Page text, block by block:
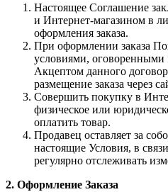
Настоящее Соглашение
и Интернет-магазином в
оформления заказа.
При оформлении заказа
условиями,
Акцептом данного
размещение заказа через
Совершить покупку в
физическое или
оплатить товар.
Продавец оставляет за
настоящие Условия, в
регулярно отслеживать
2. Оформление Заказа